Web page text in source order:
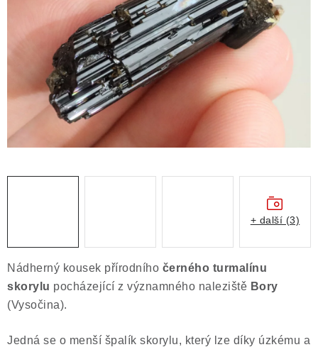
Obchodní podmínky
Podmínky ochrany osobních údajů
Poučení o právu na odstoupení od smlouvy
Puncovní značky
Výkup minerálů a drahých kamenů
Kontakt
Nádherný kousek přírodního černého turmalínu
skorylu pocházející z významného naleziště Bory
(Vysočina).
Jedná se o menší špalík skorylu, který lze díky úzkému a
+ další (3)